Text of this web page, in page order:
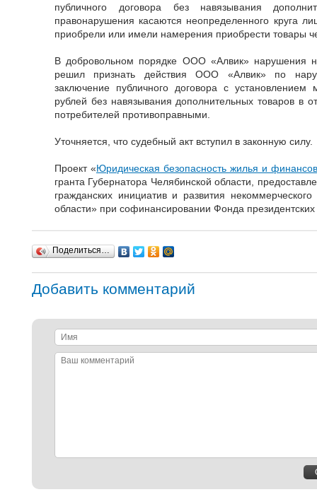
публичного договора без навязывания
правонарушения касаются неопределенного круга
приобрели или имели намерения приобрести товары
В добровольном порядке ООО «Алвик» нарушения
решил признать действия ООО «Алвик» по
заключение публичного договора с
рублей без навязывания дополнительных товаров в
потребителей противоправными.
Уточняется, что судебный акт вступил в законную силу.
Проект «Юридическая безопасность жилья и финансов
гранта Губернатора Челябинской области,
гражданских инициатив и развития
области» при софинансировании Фонда президентских
Поделиться…
Добавить комментарий
Имя
Ваш